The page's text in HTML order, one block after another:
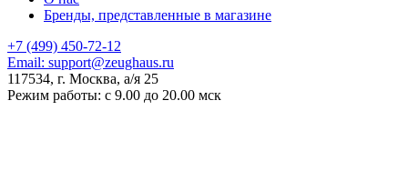
Бренды, представленные в магазине
+7 (499) 450-72-12
Email: support@zeughaus.ru
117534, г. Москва, а/я 25
Режим работы: с 9.00 до 20.00 мск